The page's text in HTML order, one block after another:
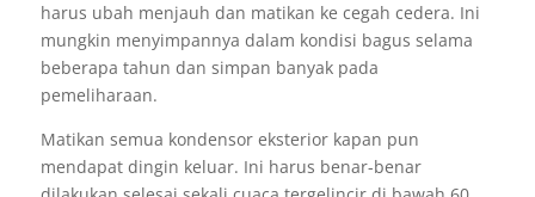
harus ubah menjauh dan matikan ke cegah cedera. Ini
mungkin menyimpannya dalam kondisi bagus selama
beberapa tahun dan simpan banyak pada
pemeliharaan.
Matikan semua kondensor eksterior kapan pun
mendapat dingin keluar. Ini harus benar-benar